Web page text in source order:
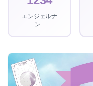
エンジェルナ
ン...